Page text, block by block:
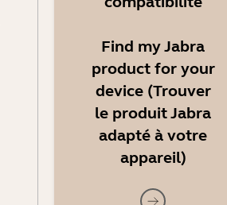
Find my Jabra
product for your
device (Trouver
le produit Jabra
adapté à votre
appareil)